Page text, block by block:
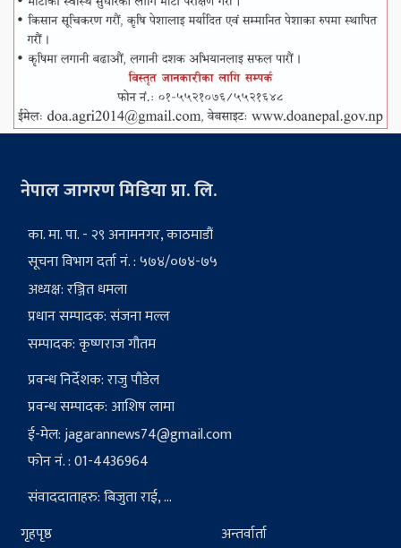
नेपाल जागरण मिडिया प्रा. लि.
का. मा. पा. - २९ अनामनगर, काठमाडौं
सूचना विभाग दर्ता नं. : ५७४/०७४-७५
अध्यक्ष: रञ्जित धमला
प्रधान सम्पादक: संजना मल्ल
सम्पादक: कृष्णराज गौतम
प्रवन्ध निर्देशक: राजु पौडेल
प्रवन्ध सम्पादक: आशिष लामा
ई-मेल:jagarannews74@gmail.com
फोन नं. : 01-4436964
संवाददाताहरु: बिजुता राई, ...
गृहपृष्ठ
अन्तर्वार्ता